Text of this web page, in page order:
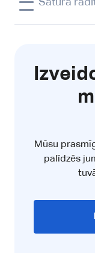
Satura
Mūsu
palīdzēs